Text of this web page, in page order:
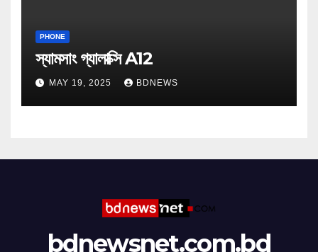
PHONE
স্যামসাং গ্যালাক্সি A12
MAY 19, 2025 BDNEWS
bdnewsnet.com.bd